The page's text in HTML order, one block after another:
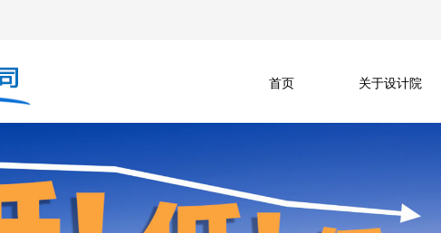
首页 关于设计院